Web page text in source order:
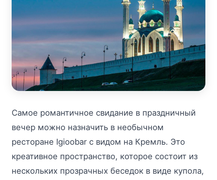
Самое романтичное свидание в праздничный
вечер можно назначить в необычном
ресторане Igioobar с видом на Кремль. Это
креативное пространство, которое состоит из
нескольких прозрачных беседок в виде купола,